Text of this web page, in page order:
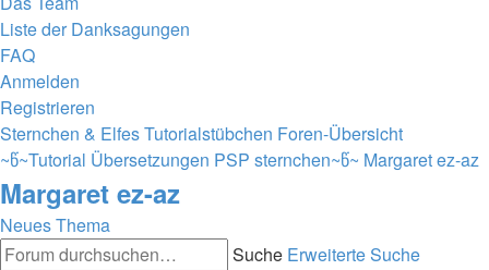
Liste der Danksagungen
FAQ
Anmelden
Registrieren
Sternchen & Elfes Tutorialstübchen Foren-Übersicht
~წ~Tutorial Übersetzungen PSP sternchen~წ~ Margaret ez-az
Margaret ez-az
Neues Thema
Suche Erweiterte Suche